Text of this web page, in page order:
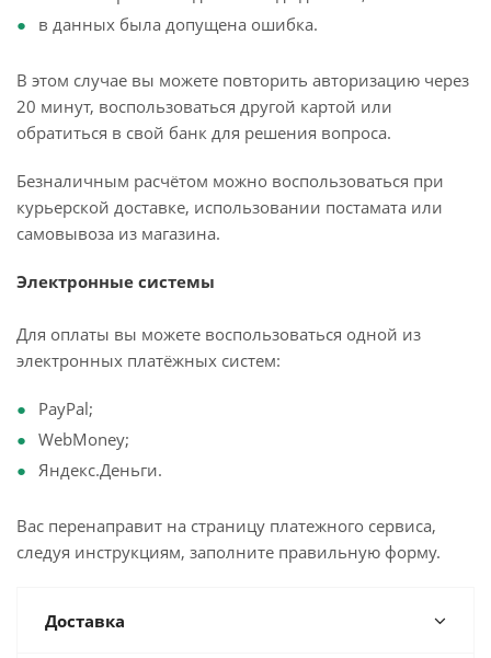
в данных была допущена ошибка.
В этом случае вы можете повторить авторизацию через
20 минут, воспользоваться другой картой или
обратиться в свой банк для решения вопроса.
Безналичным расчётом можно воспользоваться при
курьерской доставке, использовании постамата или
самовывоза из магазина.
Электронные системы
Для оплаты вы можете воспользоваться одной из
электронных платёжных систем:
PayPal;
WebMoney;
Яндекс.Деньги.
Вас перенаправит на страницу платежного сервиса,
следуя инструкциям, заполните правильную форму.
Доставка